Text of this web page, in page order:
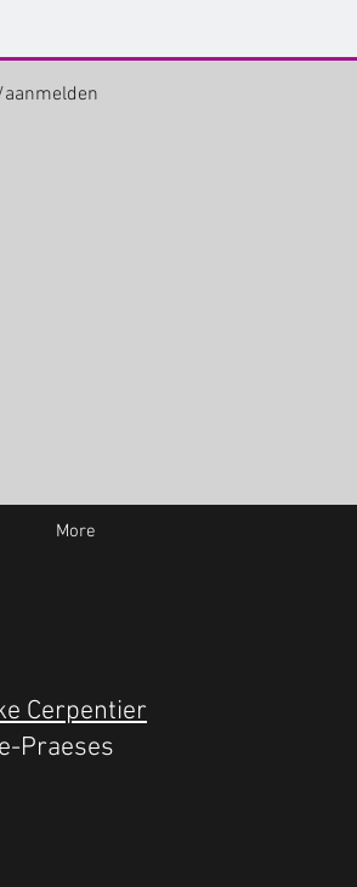
More
Cerpentier
Praeses